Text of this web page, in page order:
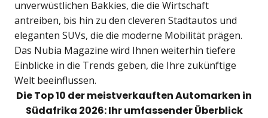
unverwüstlichen Bakkies, die die Wirtschaft
antreiben, bis hin zu den cleveren Stadtautos und
eleganten SUVs, die die moderne Mobilität prägen.
Das Nubia Magazine wird Ihnen weiterhin tiefere
Einblicke in die Trends geben, die Ihre zukünftige
Welt beeinflussen.
Die Top 10 der meistverkauften Automarken in
Südafrika 2026: Ihr umfassender Überblick